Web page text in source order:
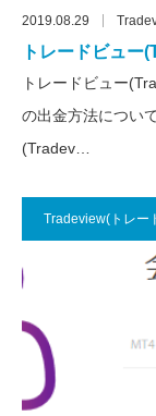
2019.08.29
トレードビュー
トレードビュー
の出金方法につい
(Tradev…
Tradeview(トレー